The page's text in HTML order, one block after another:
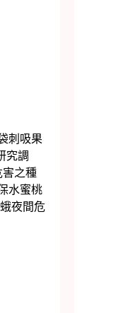
刺吸果
究調
害之種
水蜜桃
夜間危